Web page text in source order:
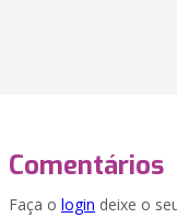
Comentários
Faça o login deixe o